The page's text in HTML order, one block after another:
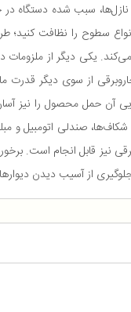
یکی دیگر از
جمع‌و‌جور جاروبرقی از
گردگیری برای درزها و
از آسیب دیدن